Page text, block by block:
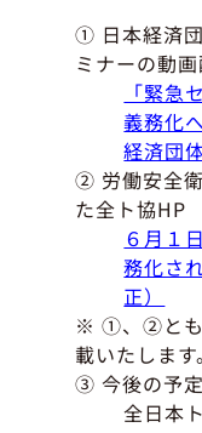
保有車両台数変更
引越安心マークとは
プライバシーポリシ
お問い合わせ
① 日本経済
ミナーの動
「緊
義務化
経済団
② 労働安全
た全ト協HP
６月１
務化さ
正）
※ ①、②とも
載いたします。
③ 今後の予定
全日本